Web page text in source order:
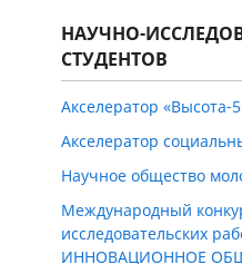
НАУЧНО-
СТУДЕНТОВ
Акселератор «Высота-
Акселератор
Научное общество
Международный
исследовательских
ИННОВАЦИОННОЕ